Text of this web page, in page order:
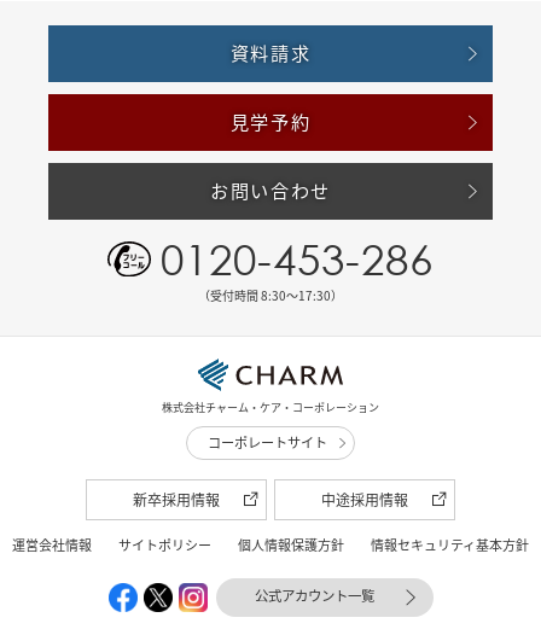
資料請求
見学予約
お問い合わせ
0120-453-286
（受付時間 8:30〜17:30）
株式会社チャーム・ケア・コーポレーション
コーポレートサイト
新卒採用情報 中途採用情報
運営会社情報 サイトポリシー 個人情報保護方針 情報セキュリティ基本方針
公式アカウント一覧